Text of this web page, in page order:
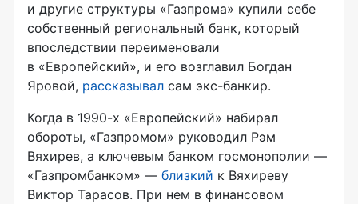
и другие структуры «Газпрома» купили себе
собственный региональный банк, который
впоследствии переименовали
в «Европейский», и его возглавил Богдан
Яровой, рассказывал сам экс-банкир.
Когда в 1990-х «Европейский» набирал
обороты, «Газпромом» руководил Рэм
Вяхирев, а ключевым банком госмонополии —
«Газпромбанком» — близкий к Вяхиреву
Виктор Тарасов. При нем в финансовом